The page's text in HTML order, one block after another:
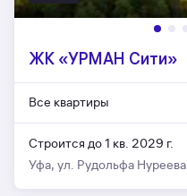
ЖК «УРМАН Сити»
Все квартиры
Строится до 1 кв. 2029 г.
Уфа, ул. Рудольфа Нуреева